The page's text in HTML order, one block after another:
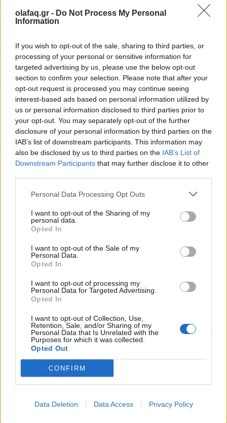
olafaq.gr - Do Not Process My Personal
Information
If you wish to opt-out of the sale, sharing to third parties, or
processing of your personal or sensitive information for
targeted advertising by us, please use the below opt-out
section to confirm your selection. Please note that after your
opt-out request is processed you may continue seeing
interest-based ads based on personal information utilized by
us or personal information disclosed to third parties prior to
your opt-out. You may separately opt-out of the further
disclosure of your personal information by third parties on the
IAB’s list of downstream participants. This information may
also be disclosed by us to third parties on the IAB’s List of
Downstream Participants that may further disclose it to other
Personal Data Processing Opt Outs
I want to opt-out of the Sharing of my
personal data.
Opted In
I want to opt-out of the Sale of my
Personal Data.
Opted In
I want to opt-out of processing my
Personal Data for Targeted Advertising.
Opted In
I want to opt-out of Collection, Use,
Retention, Sale, and/or Sharing of my
Personal Data that Is Unrelated with the
Purposes for which it was collected.
Opted Out
CONFIRM
Data Deletion Data Access Privacy Policy
5+1 συνήθειες που θα σε φέρουν πιο κοντά
στους στόχους σου
27.07.26
Από τη δημιουργία σταθερής ρουτίνας μέχρι τη μείωση των
περισπασμών, η αυτοπειθαρχία είναι το κλειδί για τη συνέπεια,
την προσωπική ανάπτυξη και την επίτευξη κάθε σημαντικού
στόχου.
Τρόπος Ζωής
να ακούς
Η αποξένωση της σύγχρονης ζωής δεν γεννιέται μόνο από τη
μοναξιά, αλλά και από την απουσία ανθρώπων που μπορούν
πραγματικά να ακούσουν χωρίς να κρίνουν.